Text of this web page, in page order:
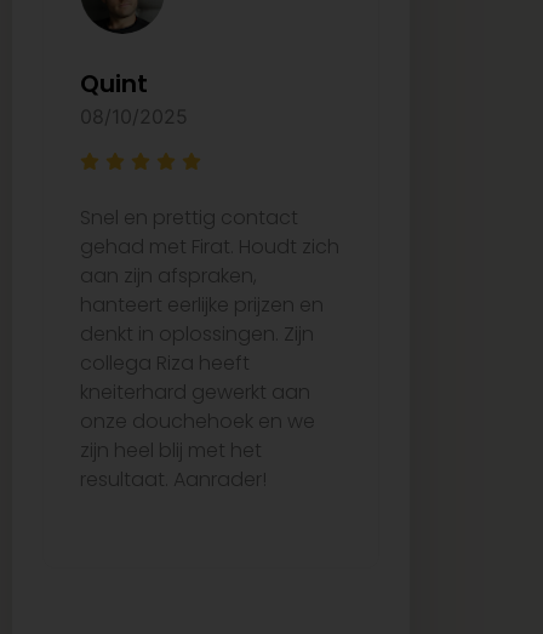
Quint
08/10/2025
Snel en prettig contact
gehad met Firat. Houdt zich
aan zijn afspraken,
hanteert eerlijke prijzen en
denkt in oplossingen. Zijn
collega Riza heeft
kneiterhard gewerkt aan
onze douchehoek en we
zijn heel blij met het
resultaat. Aanrader!